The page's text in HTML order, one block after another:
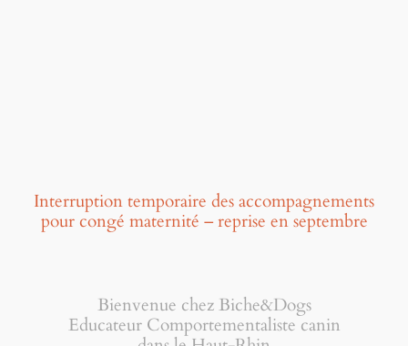
Interruption temporaire des accompagnements
pour congé maternité – reprise en septembre
Bienvenue chez Biche&Dogs
Educateur Comportementaliste canin